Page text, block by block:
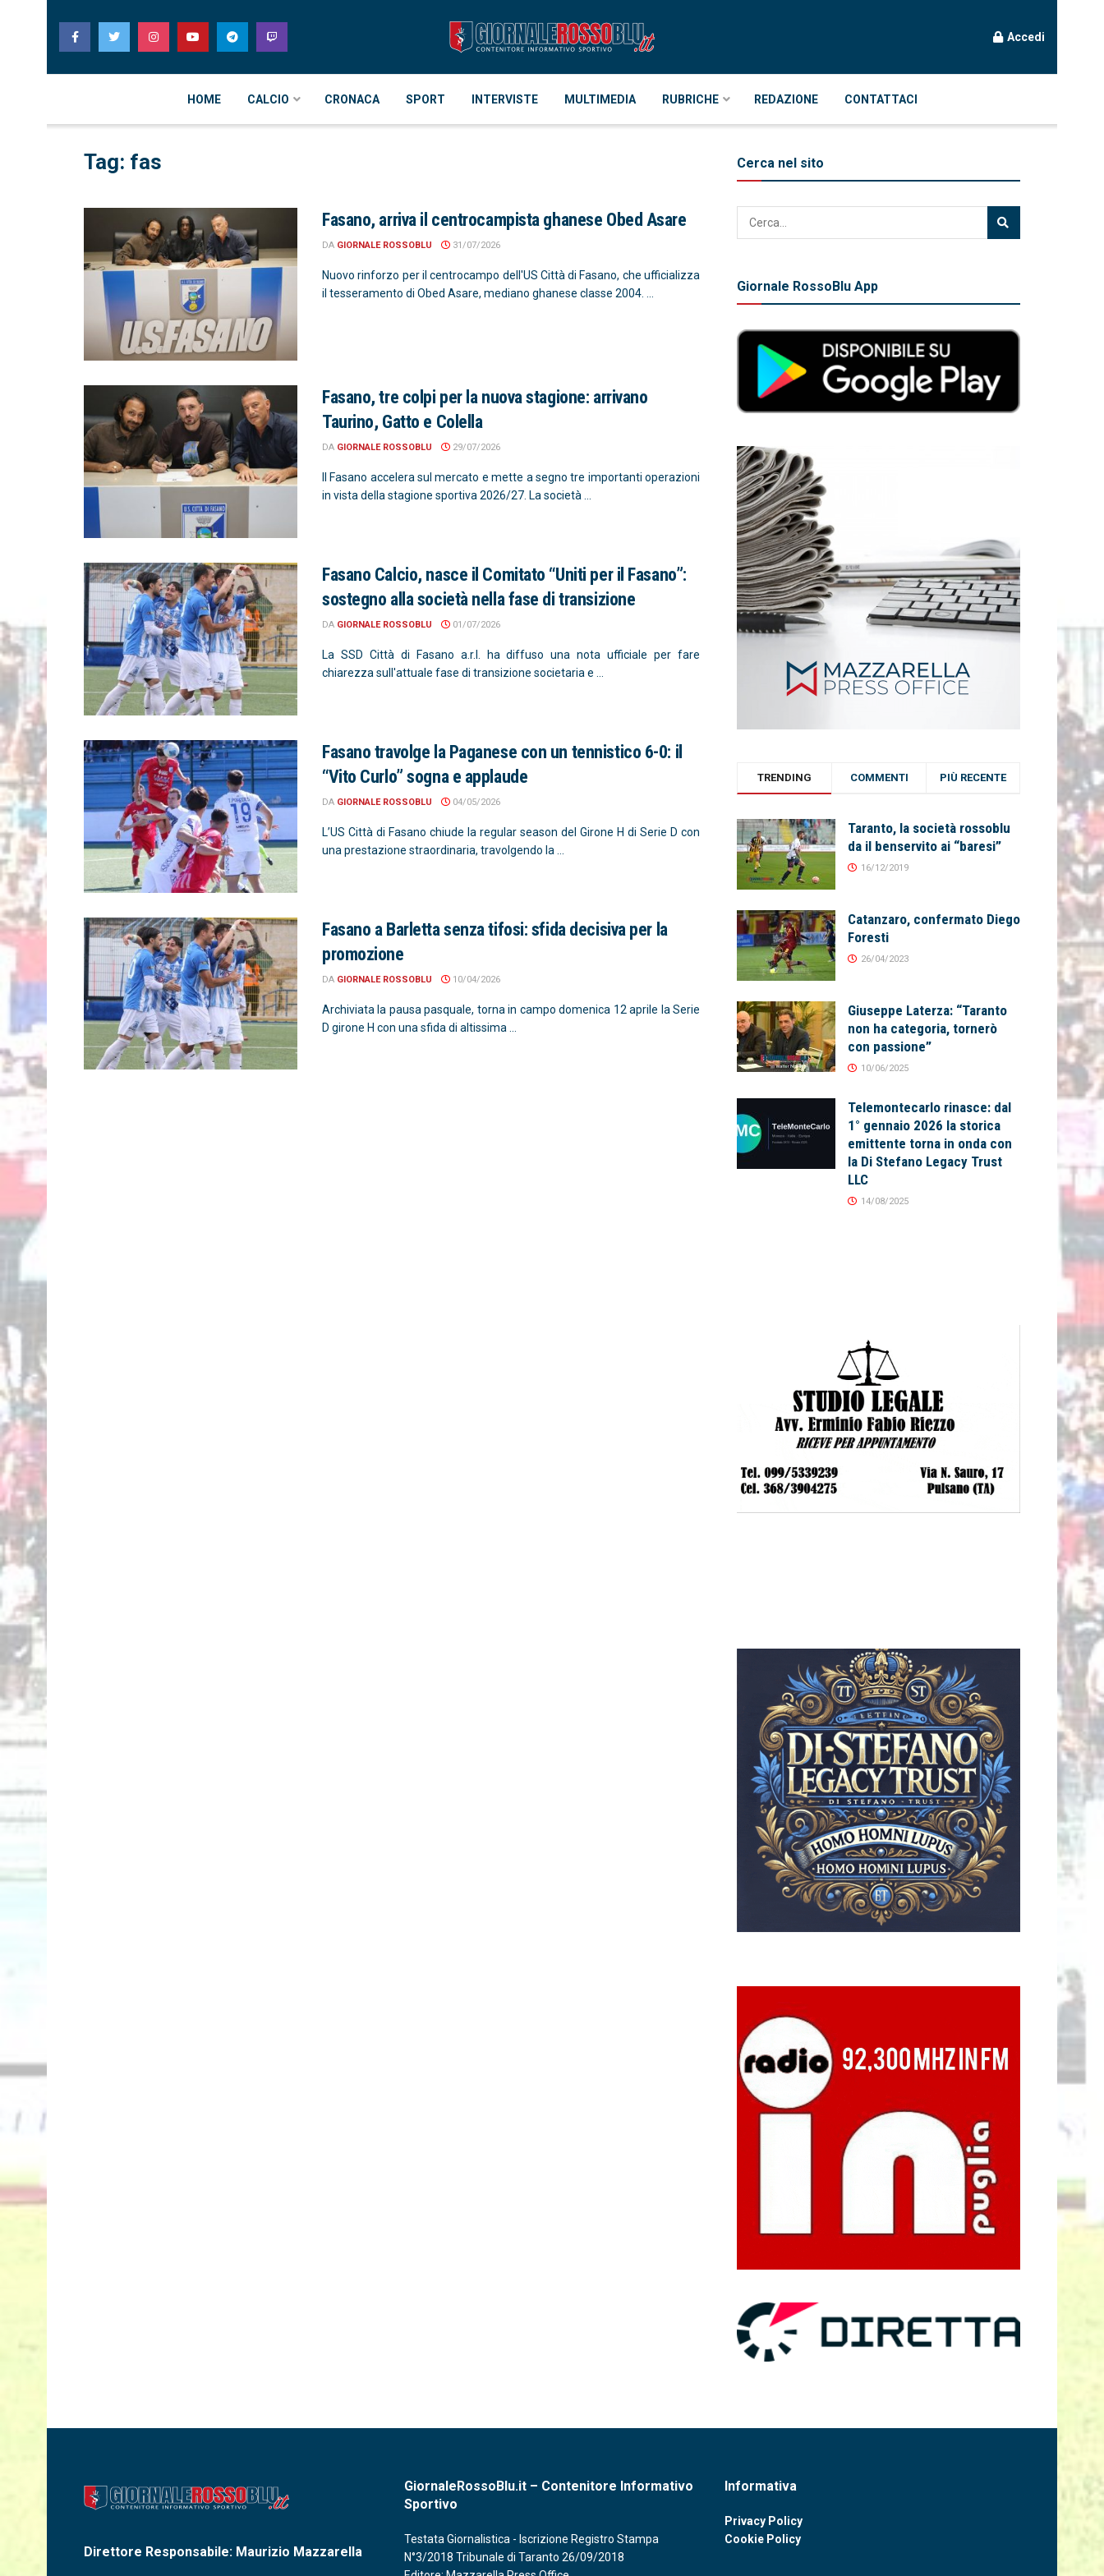
Accedi
HOME CALCIO CRONACA SPORT INTERVISTE MULTIMEDIA RUBRICHE REDAZIONE CONTATTACI
Tag: fas
Fasano, arriva il centrocampista ghanese Obed Asare
DA GIORNALE ROSSOBLU 31/07/2026
Nuovo rinforzo per il centrocampo dell'US Città di Fasano, che ufficializza
il tesseramento di Obed Asare, mediano ghanese classe 2004. ...
Fasano, tre colpi per la nuova stagione: arrivano
Taurino, Gatto e Colella
DA GIORNALE ROSSOBLU 29/07/2026
Il Fasano accelera sul mercato e mette a segno tre importanti operazioni
in vista della stagione sportiva 2026/27. La società ...
Fasano Calcio, nasce il Comitato “Uniti per il Fasano”:
sostegno alla società nella fase di transizione
DA GIORNALE ROSSOBLU 01/07/2026
La SSD Città di Fasano a.r.l. ha diffuso una nota ufficiale per fare
chiarezza sull'attuale fase di transizione societaria e ...
Fasano travolge la Paganese con un tennistico 6-0: il
“Vito Curlo” sogna e applaude
DA GIORNALE ROSSOBLU 04/05/2026
L’US Città di Fasano chiude la regular season del Girone H di Serie D con
una prestazione straordinaria, travolgendo la ...
Fasano a Barletta senza tifosi: sfida decisiva per la
promozione
DA GIORNALE ROSSOBLU 10/04/2026
Archiviata la pausa pasquale, torna in campo domenica 12 aprile la Serie
D girone H con una sfida di altissima ...
Cerca nel sito
Giornale RossoBlu App
TRENDING COMMENTI PIÙ RECENTE
Taranto, la società rossoblu
da il benservito ai “baresi”
16/12/2019
Catanzaro, confermato Diego
Foresti
26/04/2023
Giuseppe Laterza: “Taranto
non ha categoria, tornerò
con passione”
10/06/2025
Telemontecarlo rinasce: dal
1° gennaio 2026 la storica
emittente torna in onda con
la Di Stefano Legacy Trust
LLC
14/08/2025
Direttore Responsabile: Maurizio Mazzarella
GiornaleRossoBlu.it – Contenitore Informativo
Sportivo
Testata Giornalistica - Iscrizione Registro Stampa
N°3/2018 Tribunale di Taranto 26/09/2018
Informativa
Privacy Policy
Cookie Policy